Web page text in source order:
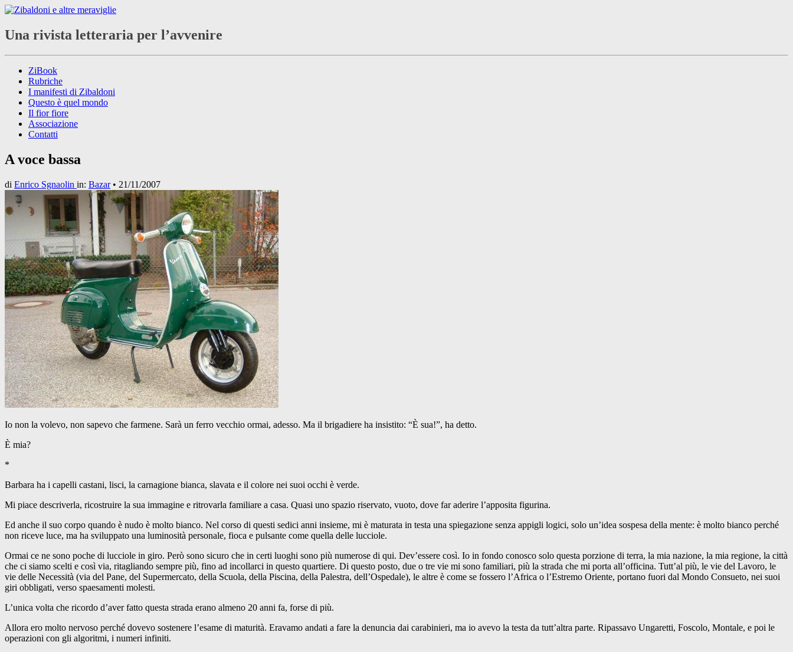
Una rivista letteraria per l’avvenire
ZiBook
Rubriche
I manifesti di Zibaldoni
Questo è quel mondo
Il fior fiore
Associazione
Contatti
A voce bassa
di Enrico Sgnaolin in: Bazar• 21/11/2007
Io non la volevo, non sapevo che farmene. Sarà un ferro vecchio ormai, adesso. Ma il brigadiere ha insistito: “È sua!”, ha detto.
È mia?
*
Barbara ha i capelli castani, lisci, la carnagione bianca, slavata e il colore nei suoi occhi è verde.
Mi piace descriverla, ricostruire la sua immagine e ritrovarla familiare a casa. Quasi uno spazio riservato, vuoto, dove far aderire l’apposita figurina.
Ed anche il suo corpo quando è nudo è molto bianco. Nel corso di questi sedici anni insieme, mi è maturata in testa una spiegazione senza appigli logici, solo un’idea sospesa della mente: è molto bianco perché
non riceve luce, ma ha sviluppato una luminosità personale, fioca e pulsante come quella delle lucciole.
Ormai ce ne sono poche di lucciole in giro. Però sono sicuro che in certi luoghi sono più numerose di qui. Dev’essere così. Io in fondo conosco solo questa porzione di terra, la mia nazione, la mia regione, la città
che ci siamo scelti e così via, ritagliando sempre più, fino ad incollarci in questo quartiere. Di questo posto, due o tre vie mi sono familiari, più la strada che mi porta all’officina. Tutt’al più, le vie del Lavoro, le
vie delle Necessità (via del Pane, del Supermercato, della Scuola, della Piscina, della Palestra, dell’Ospedale), le altre è come se fossero l’Africa o l’Estremo Oriente, portano fuori dal Mondo Consueto, nei suoi
giri obbligati, verso spaesamenti molesti.
L’unica volta che ricordo d’aver fatto questa strada erano almeno 20 anni fa, forse di più.
Allora ero molto nervoso perché dovevo sostenere l’esame di maturità. Eravamo andati a fare la denuncia dai carabinieri, ma io avevo la testa da tutt’altra parte. Ripassavo Ungaretti, Foscolo, Montale, e poi le
operazioni con gli algoritmi, i numeri infiniti.